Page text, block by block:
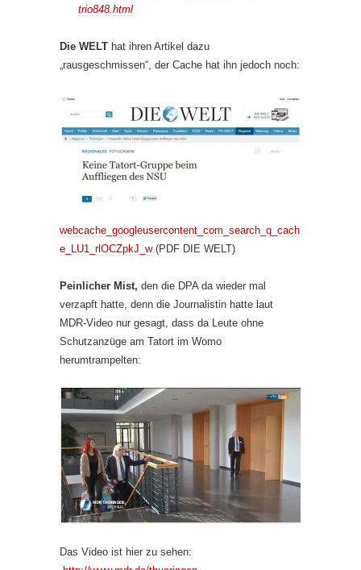
trio848.html
Die WELT hat ihren Artikel dazu
„rausgeschmissen“, der Cache hat ihn jedoch noch:
webcache_googleusercontent_com_search_q_cach
e_LU1_rlOCZpkJ_w(PDF DIE WELT)
Peinlicher Mist, den die DPA da wieder mal
verzapft hatte, denn die Journalistin hatte laut
MDR-Video nur gesagt, dass da Leute ohne
Schutzanzüge am Tatort im Womo
herumtrampelten:
Das Video ist hier zu sehen: